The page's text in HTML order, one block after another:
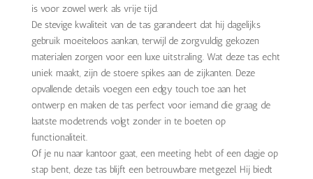
is voor zowel werk als vrije tijd.
De stevige kwaliteit van de tas garandeert dat hij dagelijks
gebruik moeiteloos aankan, terwijl de zorgvuldig gekozen
materialen zorgen voor een luxe uitstraling. Wat deze tas echt
uniek maakt, zijn de stoere spikes aan de zijkanten. Deze
opvallende details voegen een edgy touch toe aan het
ontwerp en maken de tas perfect voor iemand die graag de
laatste modetrends volgt zonder in te boeten op
functionaliteit.
Of je nu naar kantoor gaat, een meeting hebt of een dagje op
stap bent, deze tas blijft een betrouwbare metgezel. Hij biedt